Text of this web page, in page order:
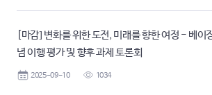
[마감] 변화를 위한 도전, 미래를 향한 여정 - 베이
념 이행 평가 및 향후 과제 토론회
2025-09-10 1034